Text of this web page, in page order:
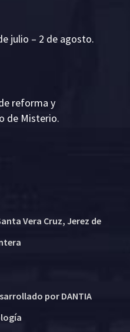
julio – 2 de agosto.
reforma y
de Misterio.
Vera Cruz, Jerez de
por DANTIA